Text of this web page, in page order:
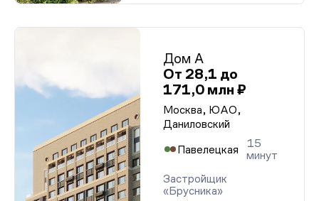
Дом А
От 28,1 до
171,0 млн ₽
Москва, ЮАО,
Даниловский
Павелецкая
15
минут
Застройщик
«Брусника»